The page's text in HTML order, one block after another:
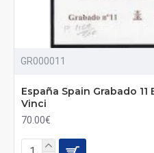
GR000011
España Spain Grabado
Vinci
70.00€